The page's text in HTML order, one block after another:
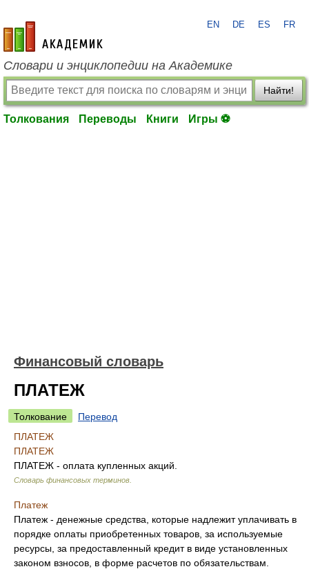
academic.ru
EN DE ES FR
Словари и энциклопедии на Академике
Найти!
Толкования Переводы Книги Игры ⚽
Финансовый словарь
ПЛАТЕЖ
Толкование
Перевод
ПЛАТЕЖ
ПЛАТЕЖ
ПЛАТЕЖ - оплата купленных акций.
Словарь финансовых терминов
Платеж
Платеж - денежные средства, которые надлежит уплачивать в
порядке оплаты приобретенных товаров, за используемые
ресурсы, за предоставленный кредит в виде установленных
законом взносов, в форме расчетов по обязательствам.